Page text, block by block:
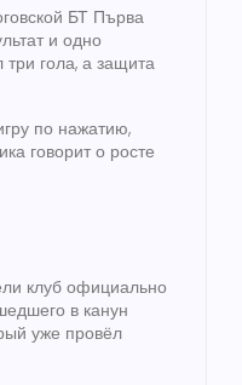
БТ Първа
и одно
гола, а защита
по нажатию,
говорит о росте
клуб официально
в канун
уже провёл